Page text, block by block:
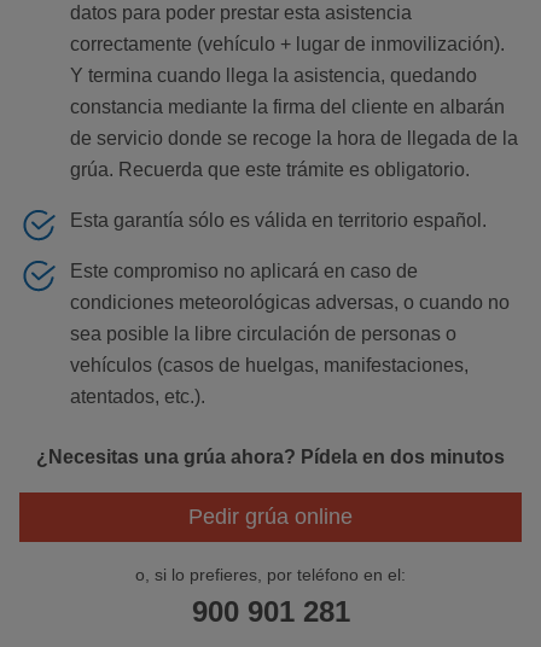
datos para poder prestar esta asistencia
correctamente (vehículo + lugar de inmovilización).
Y termina cuando llega la asistencia, quedando
constancia mediante la firma del cliente en albarán
de servicio donde se recoge la hora de llegada de la
grúa. Recuerda que este trámite es obligatorio.
Esta garantía sólo es válida en territorio español.
Este compromiso no aplicará en caso de
condiciones meteorológicas adversas, o cuando no
sea posible la libre circulación de personas o
vehículos (casos de huelgas, manifestaciones,
atentados, etc.).
¿Necesitas una grúa ahora? Pídela en dos minutos
Pedir grúa online
o, si lo prefieres, por teléfono en el:
900 901 281